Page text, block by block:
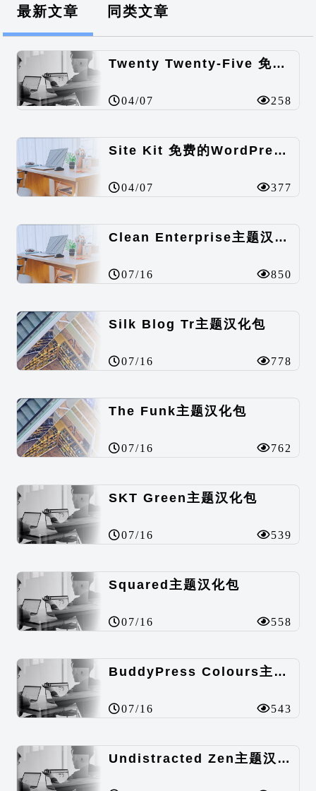
最新文章 同类文章
Twenty Twenty-Five 免费的WordPress内容主题
04/07 258
Site Kit 免费的WordPress数据统计插件
04/07 377
Clean Enterprise主题汉化包
07/16 850
Silk Blog Tr主题汉化包
07/16 778
The Funk主题汉化包
07/16 762
SKT Green主题汉化包
07/16 539
Squared主题汉化包
07/16 558
BuddyPress Colours主题汉化包
07/16 543
Undistracted Zen主题汉化包